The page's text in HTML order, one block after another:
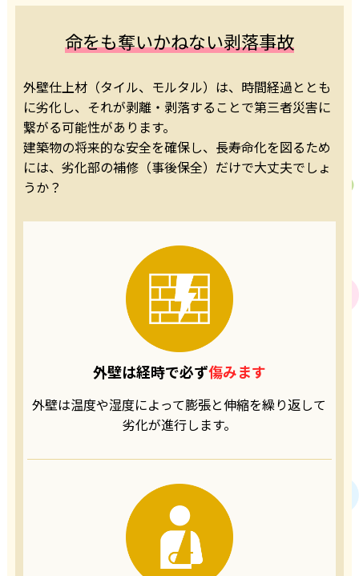
命をも奪いかねない剥落事故
外壁仕上材（タイル、モルタル）は、時間経過ととも
に劣化し、それが剥離・剥落することで第三者災害に
繋がる可能性があります。
建築物の将来的な安全を確保し、長寿命化を図るため
には、劣化部の補修（事後保全）だけで大丈夫でしょ
うか？
外壁は経時で必ず傷みます
外壁は温度や湿度によって膨張と伸縮を繰り返して
劣化が進行します。